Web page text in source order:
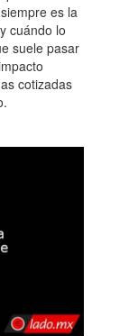
es la
cuándo lo
suele pasar
cotizadas